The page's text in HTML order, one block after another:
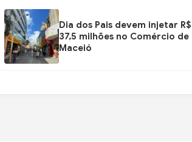
Dia dos Pais devem injetar R$
37,5 milhões no Comércio de
Maceió